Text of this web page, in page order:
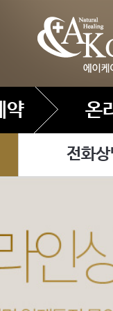
약 온
전화